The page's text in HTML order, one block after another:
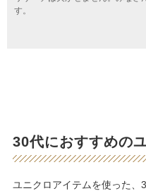
す。
30代におすすめの
ユニクロアイテムを使った